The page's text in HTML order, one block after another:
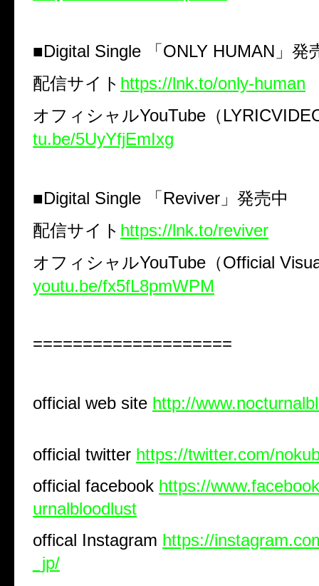
■Digital Single 「 ONLY HUMAN 」発
配信サイト https://lnk.to/only-human
オフィシャルYouTube （
tu.be/5UyYfjEmIxg
■Digital Single 「 Reviver 」発売中
配信サイト https://lnk.to/reviver
オフィシャルYouTube （Official
youtu.be/fx5fL8pmWPM
====================
official web site http://
official twitter https://twitter.com/
official facebook https://
urnalbloodlust
offical Instagram https://
_jp/